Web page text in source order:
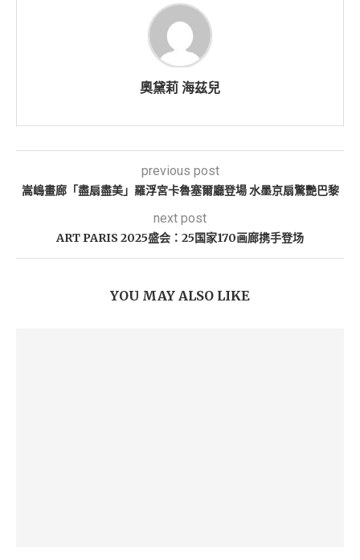
奧黛莉 海茲兒
previous post
嵩嶋畫廊「盡扇盡美」羅浮宮卡魯塞爾廳登場 水墨京扇驚艷巴黎
next post
ART PARIS 2025盛会：25国家170画廊携手登场
YOU MAY ALSO LIKE